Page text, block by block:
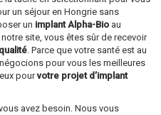
un séjour en Hongrie sans
un implant Alpha-Bio au
site, vous êtes sûr de recevoir
. Parce que votre santé est au
pour vous les meilleures
pourvotre projet d’implant
avez besoin. Nous vous